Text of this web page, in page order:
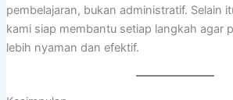
pembelajaran, bukan administratif. Selain
kami siap membantu setiap langkah agar
lebih nyaman dan efektif.